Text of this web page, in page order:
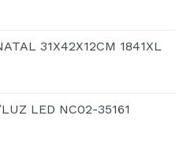
31X42X12CM 1841XL
LED NC02-35161